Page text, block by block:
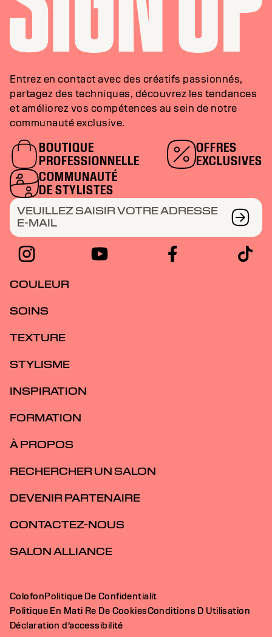
Entrez en contact avec des créatifs passionnés,
partagez des techniques, découvrez les tendances
et améliorez vos compétences au sein de notre
communauté exclusive.
BOUTIQUE
PROFESSIONNELLE
OFFRES
EXCLUSIVES
COMMUNAUTÉ
DE STYLISTES
VEUILLEZ SAISIR VOTRE ADRESSE
E-MAIL
COULEUR
SOINS
TEXTURE
STYLISME
INSPIRATION
FORMATION
À PROPOS
RECHERCHER UN SALON
DEVENIR PARTENAIRE
CONTACTEZ-NOUS
SALON ALLIANCE
ColofonPolitique De Confidentialit
Politique En Mati Re De CookiesConditions D Utilisation
Déclaration d’accessibilité